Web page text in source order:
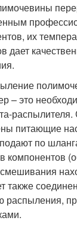
их
дает
– это
питающие
по
компонентов
также
распыления,